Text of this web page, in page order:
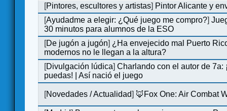
[Pintores, escultores y artistas] Pintor Alicante y
[Ayudadme a elegir: ¿Qué juego me compro?]
30 minutos para alumnos de la ESO
[De jugón a jugón] ¿Ha envejecido mal Puerto
modernos no le llegan a la altura?
[Divulgación lúdica]Charlando con el autor de 7a:
puedas! | Así nació el juego
[Novedades / Actualidad] 🦊Fox One: Air Combat